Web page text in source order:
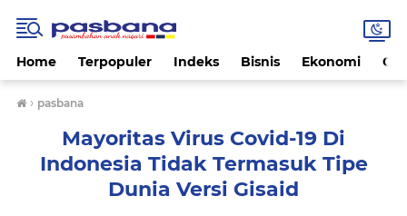
Home Terpopuler Indeks Bisnis Ekonomi
› pasbana
Mayoritas Virus Covid-19 Di
Indonesia Tidak Termasuk Tipe
Dunia Versi Gisaid